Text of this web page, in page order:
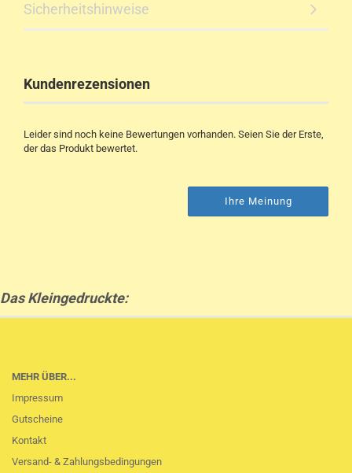
Sicherheitshinweise
Kundenrezensionen
Leider sind noch keine Bewertungen vorhanden. Seien Sie der Erste,
der das Produkt bewertet.
Ihre Meinung
Das Kleingedruckte:
MEHR ÜBER...
Impressum
Gutscheine
Kontakt
Versand- & Zahlungsbedingungen